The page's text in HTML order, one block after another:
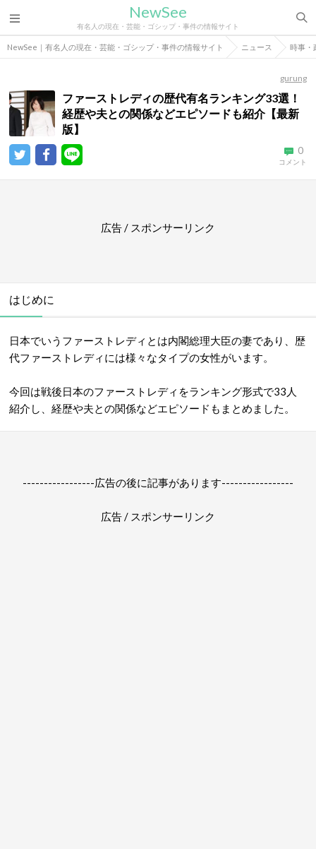
NewSee
有名人の現在・芸能・ゴシップ・事件の情報サイト
NewSee｜有名人の現在・芸能・ゴシップ・事件の情報サイト ニュース 時事・
gurung
ファーストレディの歴代有名ランキング33選！
経歴や夫との関係などエピソードも紹介【最新
版】
0
コメント
広告 / スポンサーリンク
はじめに
日本でいうファーストレディとは内閣総理大臣の妻であり、歴
代ファーストレディには様々なタイプの女性がいます。
今回は戦後日本のファーストレディをランキング形式で33人
紹介し、経歴や夫との関係などエピソードもまとめました。
-----------------広告の後に記事があります-----------------
広告 / スポンサーリンク